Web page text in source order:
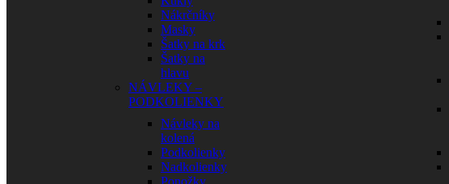
Nákrčníky
Masky
Šatky na krk
Šatky na
hlavu
NÁVLEKY –
PODKOLIENKY
Návleky na
kolená
Podkolienky
Nadkolienky